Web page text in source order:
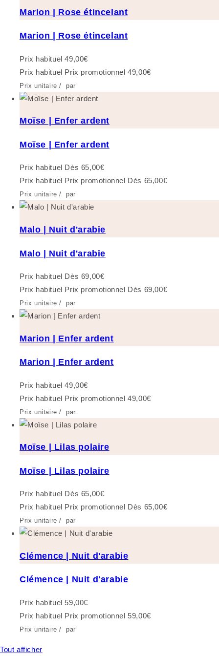
Marion | Rose étincelant
Marion | Rose étincelant
Prix habituel 49,00€
Prix habituel Prix promotionnel 49,00€
Prix unitaire / par
Moïse | Enfer ardent
Moïse | Enfer ardent
Prix habituel Dès 65,00€
Prix habituel Prix promotionnel Dès 65,00€
Prix unitaire / par
Malo | Nuit d'arabie
Malo | Nuit d'arabie
Prix habituel Dès 69,00€
Prix habituel Prix promotionnel Dès 69,00€
Prix unitaire / par
Marion | Enfer ardent
Marion | Enfer ardent
Prix habituel 49,00€
Prix habituel Prix promotionnel 49,00€
Prix unitaire / par
Moïse | Lilas polaire
Moïse | Lilas polaire
Prix habituel Dès 65,00€
Prix habituel Prix promotionnel Dès 65,00€
Prix unitaire / par
Clémence | Nuit d'arabie
Clémence | Nuit d'arabie
Prix habituel 59,00€
Prix habituel Prix promotionnel 59,00€
Prix unitaire / par
Tout afficher